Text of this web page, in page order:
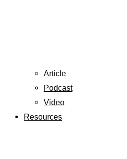
Article
Podcast
Video
Resources